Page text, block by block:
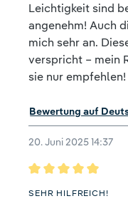
Leichtigkeit sind
angenehm! Auch
mich sehr an.
verspricht – mein
sie nur empfehlen!
Bewertung auf
20. Juni 2025 14:37
Bewertung mit 5
SEHR HILFREICH!